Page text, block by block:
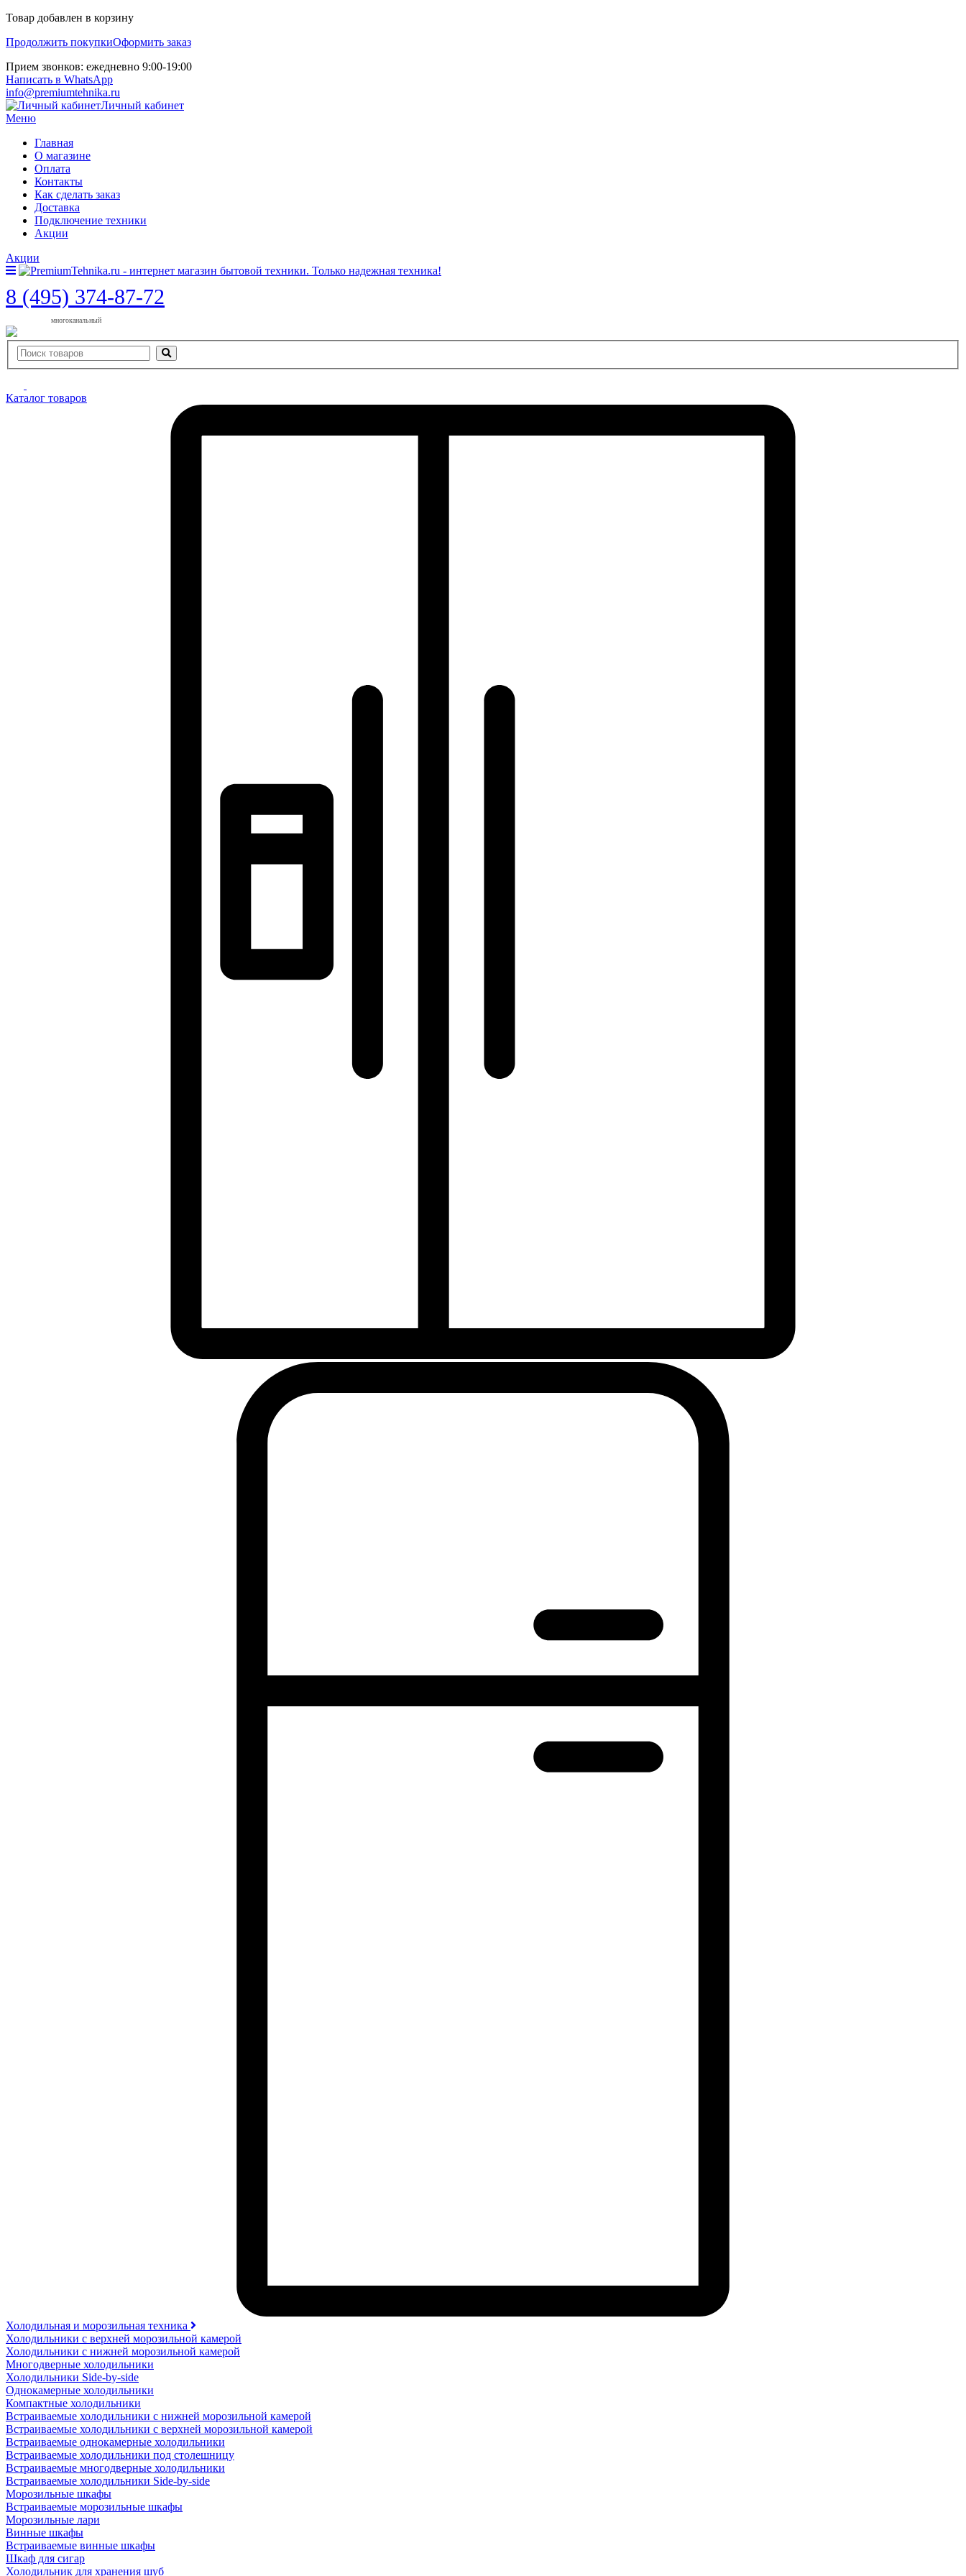
Товар добавлен в корзину
Продолжить покупкиОформить заказ
Прием звонков: ежедневно 9:00-19:00
Написать в WhatsApp
info@premiumtehnika.ru
Личный кабинет
Меню
Главная
О магазине
Оплата
Контакты
Как сделать заказ
Доставка
Подключение техники
Акции
Акции
8 (495) 374-87-72
многоканальный
Каталог товаров
Холодильная и морозильная техника
Холодильники с верхней морозильной камерой
Холодильники с нижней морозильной камерой
Многодверные холодильники
Холодильники Side-by-side
Однокамерные холодильники
Компактные холодильники
Встраиваемые холодильники с нижней морозильной камерой
Встраиваемые холодильники с верхней морозильной камерой
Встраиваемые однокамерные холодильники
Встраиваемые холодильники под столешницу
Встраиваемые многодверные холодильники
Встраиваемые холодильники Side-by-side
Морозильные шкафы
Встраиваемые морозильные шкафы
Морозильные лари
Винные шкафы
Встраиваемые винные шкафы
Шкаф для сигар
Холодильник для хранения шуб